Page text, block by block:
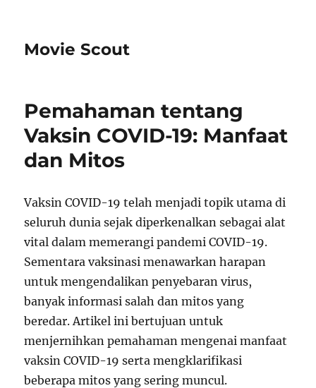
Movie Scout
Pemahaman tentang
Vaksin COVID-19: Manfaat
dan Mitos
Vaksin COVID-19 telah menjadi topik utama di
seluruh dunia sejak diperkenalkan sebagai alat
vital dalam memerangi pandemi COVID-19.
Sementara vaksinasi menawarkan harapan
untuk mengendalikan penyebaran virus,
banyak informasi salah dan mitos yang
beredar. Artikel ini bertujuan untuk
menjernihkan pemahaman mengenai manfaat
vaksin COVID-19 serta mengklarifikasi
beberapa mitos yang sering muncul.